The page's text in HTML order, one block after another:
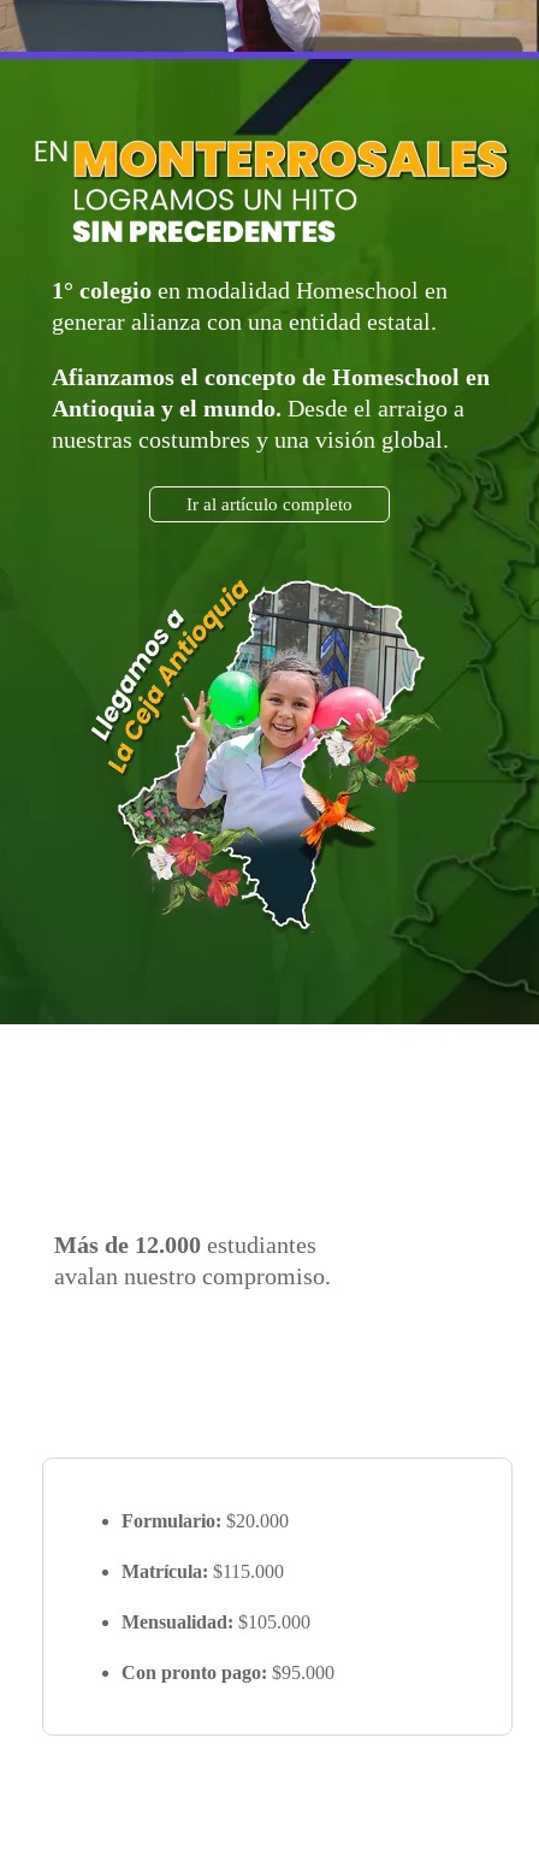
1° colegioen modalidad Homeschool en
generar alianza con una entidad estatal.
Afianzamos el concepto de Homeschool en
Antioquia y el mundo. Desde el arraigo a
nuestras costumbres y una visión global.
Ir al artículo completo
Más de 12.000estudiantes
avalan nuestro compromiso.
Formulario: $20.000
Matrícula: $115.000
Mensualidad: $105.000
Con pronto pago: $95.000